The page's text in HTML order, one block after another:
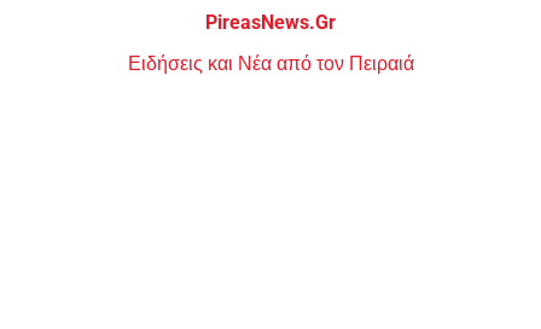
PireasNews.Gr
Ειδήσεις και Νέα από τον Πειραιά